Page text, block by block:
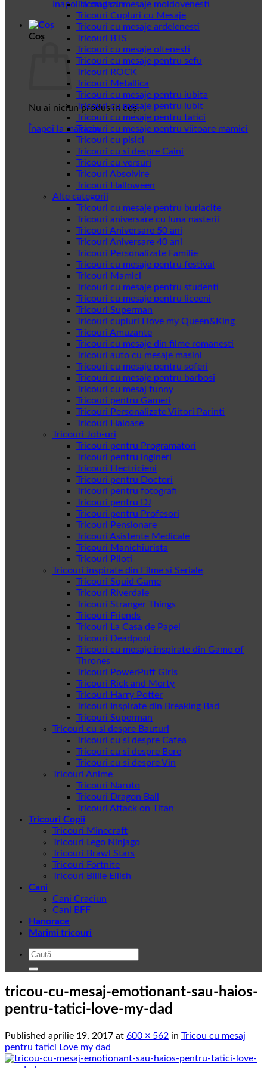
Înapoi la magazin
Coș
Nu ai niciun produs în coș.
Înapoi la magazin
Tricouri cu mesaje moldovenesti
Tricouri Cupluri cu Mesaje
Tricouri cu mesaje ardelenesti
Tricouri BTS
Tricouri cu mesaje oltenesti
Tricouri cu mesaje pentru sefu
Tricouri ROCK
Tricouri Metallica
Tricouri cu mesaje pentru iubita
Tricouri cu mesaje pentru iubit
Tricouri cu mesaje pentru tatici
Tricouri cu mesaje pentru viitoare mamici
Tricouri cu pisici
Tricouri cu si despre Caini
Tricouri cu versuri
Tricouri Absolvire
Tricouri Halloween
Alte categorii
Tricouri cu mesaje pentru burlacite
Tricouri aniversare cu luna nasterii
Tricouri Aniversare 50 ani
Tricouri Aniversare 40 ani
Tricouri Personalizate Familie
Tricouri cu mesaje pentru festival
Tricouri Mamici
Tricouri cu mesaje pentru studenti
Tricouri cu mesaje pentru liceeni
Tricouri Superman
Tricouri cupluri I love my Queen&King
Tricouri Amuzante
Tricouri cu mesaje din filme romanesti
Tricouri auto cu mesaje masini
Tricouri cu mesaje pentru soferi
Tricouri cu mesaje pentru barbosi
Tricouri cu mesaj funny
Tricouri pentru Gameri
Tricouri Personalizate Viitori Parinti
Tricouri Haioase
Tricouri Job-uri
Tricouri pentru Programatori
Tricouri pentru ingineri
Tricouri Electricieni
Tricouri pentru Doctori
Tricouri pentru fotografi
Tricouri pentru DJ
Tricouri pentru Profesori
Tricouri Pensionare
Tricouri Asistente Medicale
Tricouri Manichiurista
Tricouri Piloti
Tricouri inspirate din Filme si Seriale
Tricouri Squid Game
Tricouri Riverdale
Tricouri Stranger Things
Tricouri Friends
Tricouri La Casa de Papel
Tricouri Deadpool
Tricouri cu mesaje inspirate din Game of
Thrones
Tricouri PowerPuff Girls
Tricouri Rick and Morty
Tricouri Harry Potter
Tricouri Inspirate din Breaking Bad
Tricouri Superman
Tricouri cu si despre Bauturi
Tricouri cu si despre Cafea
Tricouri cu si despre Bere
Tricouri cu si despre Vin
Tricouri Anime
Tricouri Naruto
Tricouri Dragon Ball
Tricouri Attack on Titan
Tricouri Copii
Tricouri Minecraft
Tricouri Lego Ninjago
Tricouri Brawl Stars
Tricouri Fortnite
Tricouri Billie Eilish
Cani
Cani Craciun
Cani BFF
Hanorace
Marimi tricouri
Caută
tricou-cu-mesaj-emotionant-sau-haios-
pentru-tatici-love-my-dad
Published aprilie 19, 2017 at 600 × 562 in Tricou cu mesaj
pentru tatici Love my dad